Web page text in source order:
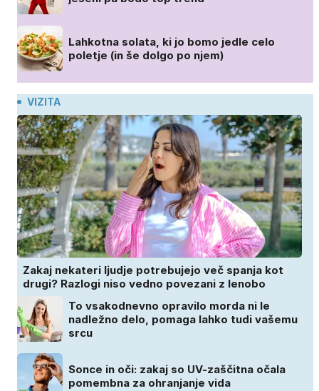
Lahkotna solata, ki jo bomo jedle celo
poletje (in še dolgo po njem)
VIZITA
Zakaj nekateri ljudje potrebujejo več spanja kot
drugi? Razlogi niso vedno povezani z lenobo
To vsakodnevno opravilo morda ni le
nadležno delo, pomaga lahko tudi vašemu
srcu
Sonce in oči: zakaj so UV-zaščitna očala
pomembna za ohranjanje vida